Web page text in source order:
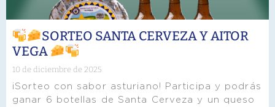
SORTEO SANTA CERVEZA Y AITOR
VEGA
10 de diciembre de 2025
¡Sorteo con sabor asturiano! Participa y podrás
ganar 6 botellas de Santa Cerveza y un queso